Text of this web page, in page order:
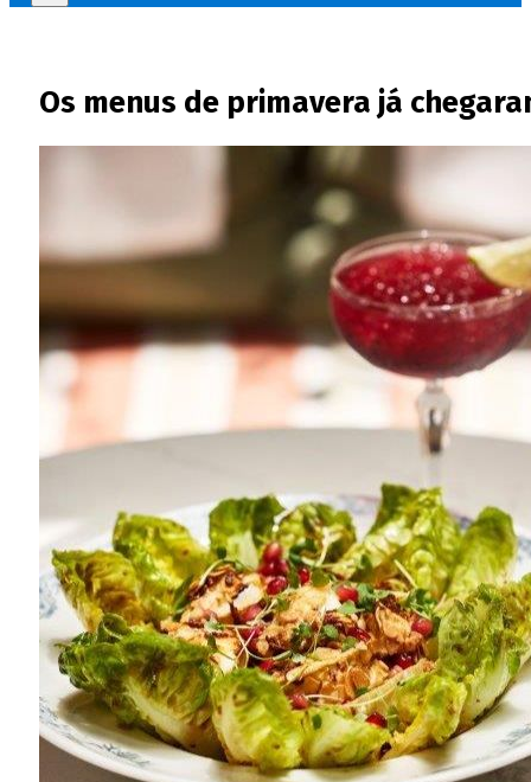
Os menus de primavera já